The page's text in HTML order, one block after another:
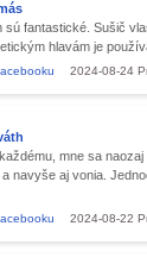
sú fantastické. Sušič
hlavám je
2024-08-24
mne sa
navyše aj vonia.
2024-08-22